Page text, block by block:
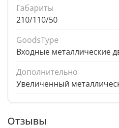
Габариты
210/110/50
GoodsType
Входные металлические
Дополнительно
Увеличенный
Отзывы